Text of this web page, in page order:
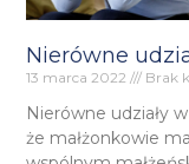
Nierówne
13 marca 2022 Brak
Nierówne udziały
że małżonkowie